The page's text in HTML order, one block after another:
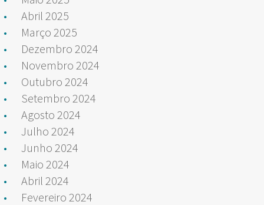
Abril 2025
Março 2025
Dezembro 2024
Novembro 2024
Outubro 2024
Setembro 2024
Agosto 2024
Julho 2024
Junho 2024
Maio 2024
Abril 2024
Fevereiro 2024